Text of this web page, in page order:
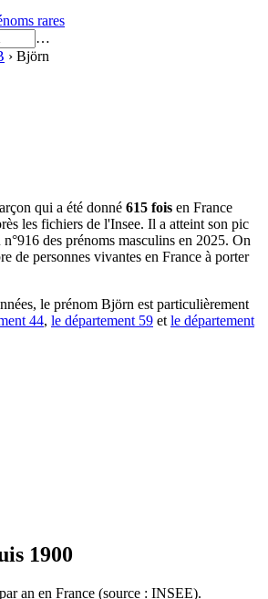
rares
…
› Björn
qui a été donné 615 fois en France
les fichiers de l'Insee. Il a atteint son pic
n°916 des prénoms masculins en 2025. On
de personnes vivantes en France à porter
le prénom Björn est particulièrement
44, le département 59 et le département
1900
an en France (source : INSEE).